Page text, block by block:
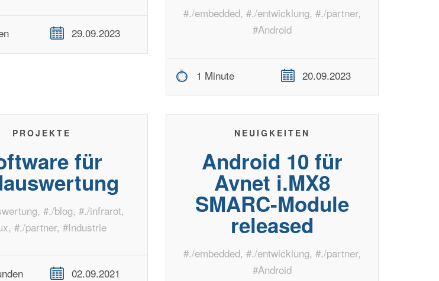
29.09.2023
#./embedded, #./entwicklung, #./partner,
#Android
1 Minute 20.09.2023
PROJEKTE
für
, #./blog, #./infrarot,
, #./partner, #Industrie
02.09.2021
NEUIGKEITEN
Android 10 für
Avnet i.MX8
SMARC-Module
released
#./embedded, #./entwicklung, #./partner,
#Android